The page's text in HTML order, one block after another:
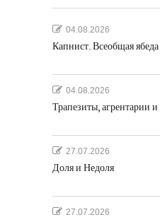
04.08.2026
Капнист. Всеобщая ябеда
04.08.2026
Трапезиты, агрентарии
27.07.2026
Доля и Недоля
27.07.2026